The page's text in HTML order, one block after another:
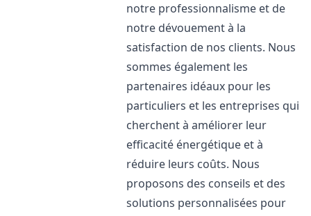
notre professionnalisme et de
notre dévouement à la
satisfaction de nos clients. Nous
sommes également les
partenaires idéaux pour les
particuliers et les entreprises qui
cherchent à améliorer leur
efficacité énergétique et à
réduire leurs coûts. Nous
proposons des conseils et des
solutions personnalisées pour